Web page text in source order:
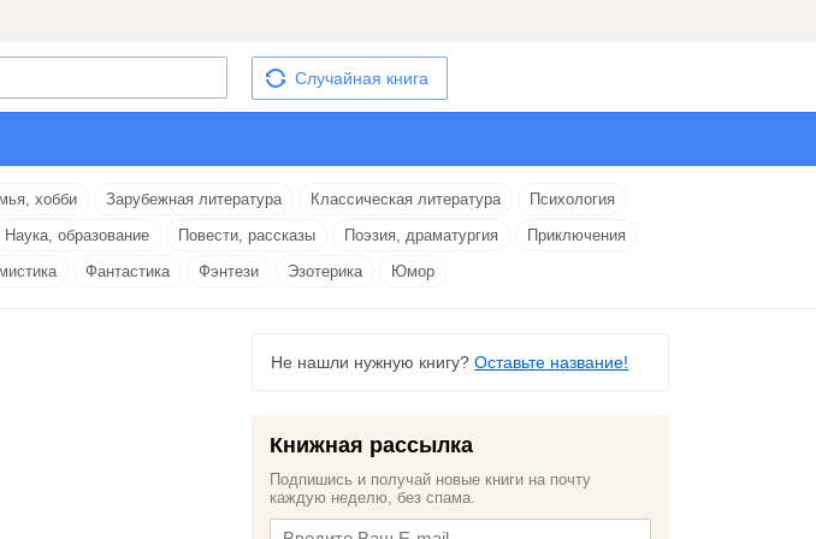
Случайная книга
хобби Зарубежная литература Классическая литература
Психология
Наука, образование Повести, рассказы Поэзия, драматургия
Приключения
Фантастика Фэнтези Эзотерика Юмор
Не нашли нужную книгу?Оставьте название!
Книжная рассылка
Подпишись и получай новые книги на почту
каждую неделю, без спама.